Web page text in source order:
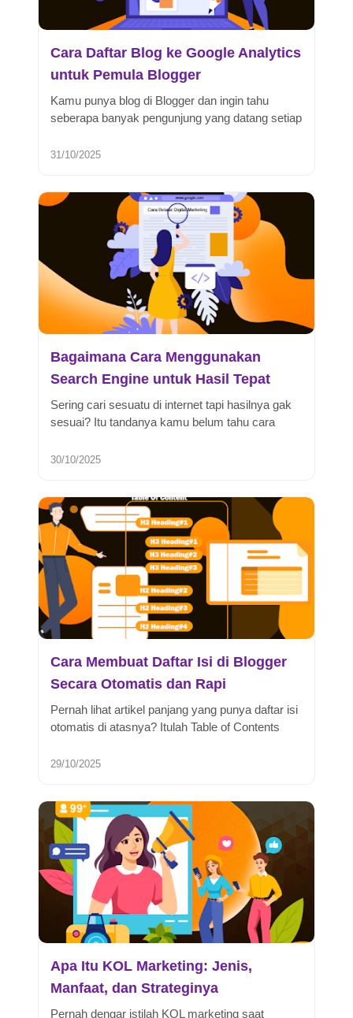
Cara Daftar Blog ke Google Analytics
untuk Pemula Blogger
Kamu punya blog di Blogger dan ingin tahu
seberapa banyak pengunjung yang datang setiap
31/10/2025
Bagaimana Cara Menggunakan
Search Engine untuk Hasil Tepat
Sering cari sesuatu di internet tapi hasilnya gak
sesuai? Itu tandanya kamu belum tahu cara
30/10/2025
Cara Membuat Daftar Isi di Blogger
Secara Otomatis dan Rapi
Pernah lihat artikel panjang yang punya daftar isi
otomatis di atasnya? Itulah Table of Contents
29/10/2025
Apa Itu KOL Marketing: Jenis,
Manfaat, dan Strateginya
Pernah dengar istilah KOL marketing saat